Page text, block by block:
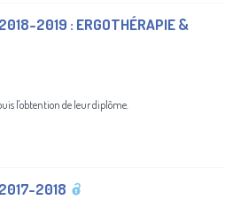
2018-2019 : ERGOTHÉRAPIE &
l'obtention de leur diplôme.
2017-2018